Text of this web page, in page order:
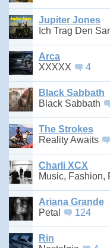
Jupiter Jones
Ich Trag Den
Arca
XXXXX
4
Black Sabbath
Black Sabbath
The Strokes
Reality Awaits
Charli XCX
Music, Fashion,
Ariana Grande
Petal
124
Rin